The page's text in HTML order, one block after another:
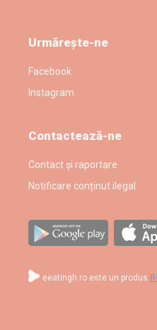
Urmărește-ne
Facebook
Instagram
Contactează-ne
Contact și raportare
Notificare conținut ilegal
eeatingh.ro este un produs